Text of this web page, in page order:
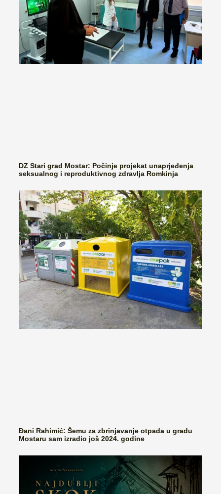
DZ Stari grad Mostar: Počinje projekat unaprjeđenja
seksualnog i reproduktivnog zdravlja Romkinja
Đani Rahimić: Šemu za zbrinjavanje otpada u gradu
Mostaru sam izradio još 2024. godine